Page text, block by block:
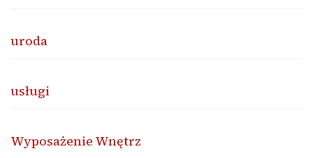
uroda
usługi
Wyposażenie Wnętrz